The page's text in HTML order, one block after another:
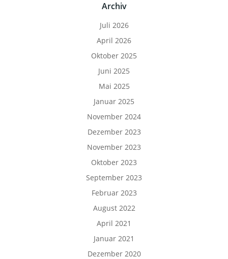
Archiv
Juli 2026
April 2026
Oktober 2025
Juni 2025
Mai 2025
Januar 2025
November 2024
Dezember 2023
November 2023
Oktober 2023
September 2023
Februar 2023
August 2022
April 2021
Januar 2021
Dezember 2020